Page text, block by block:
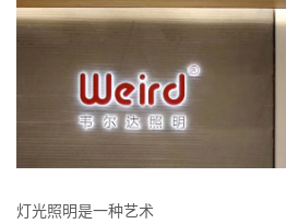
灯光照明是一种艺术